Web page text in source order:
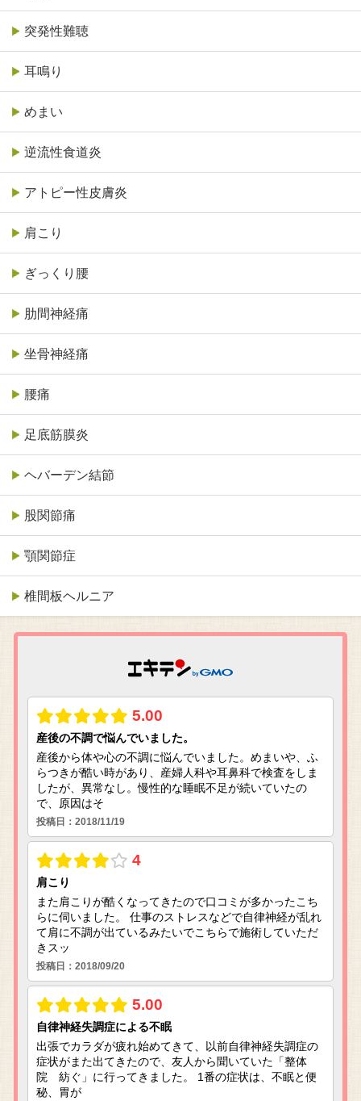
突発性難聴
耳鳴り
めまい
逆流性食道炎
アトピー性皮膚炎
肩こり
ぎっくり腰
肋間神経痛
坐骨神経痛
腰痛
足底筋膜炎
ヘバーデン結節
股関節痛
顎関節症
椎間板ヘルニア